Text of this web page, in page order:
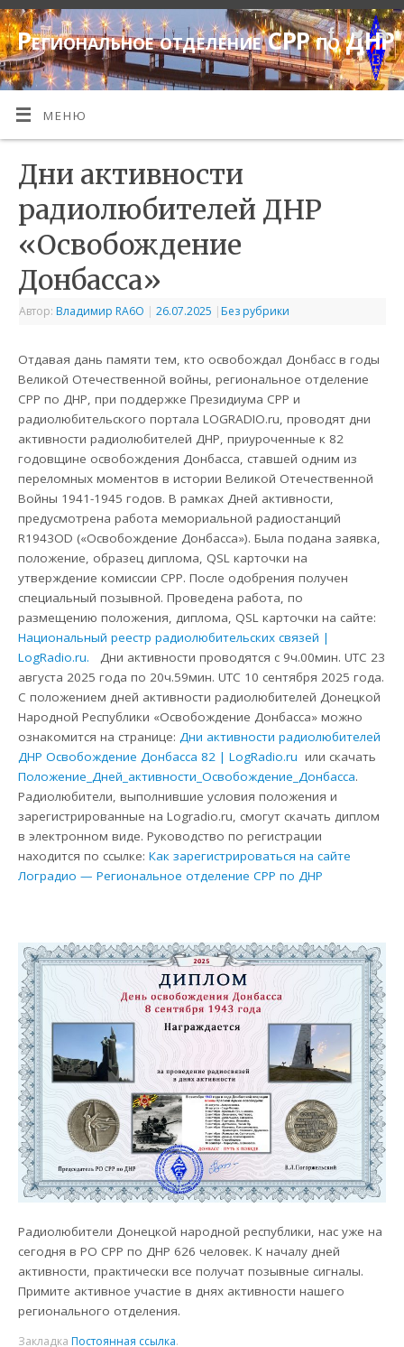
Региональное отделение СРР по ДНР
МЕНЮ
Дни активности
радиолюбителей ДНР
«Освобождение
Донбасса»
Автор: Владимир RA6O | 26.07.2025 | Без рубрики
Отдавая дань памяти тем, кто освобождал Донбасс в годы
Великой Отечественной войны, региональное отделение
СРР по ДНР, при поддержке Президиума СРР и
радиолюбительского портала LOGRADIO.ru, проводят дни
активности радиолюбителей ДНР, приуроченные к 82
годовщине освобождения Донбасса, ставшей одним из
переломных моментов в истории Великой Отечественной
Войны 1941-1945 годов. В рамках Дней активности,
предусмотрена работа мемориальной радиостанций
R1943OD («Освобождение Донбасса»). Была подана заявка,
положение, образец диплома, QSL карточки на
утверждение комиссии СРР. После одобрения получен
специальный позывной. Проведена работа, по
размещению положения, диплома, QSL карточки на сайте:
Национальный реестр радиолюбительских связей |
LogRadio.ru.
Дни активности проводятся с 9ч.00мин. UTC 23
августа 2025 года по 20ч.59мин. UTC 10 сентября 2025 года.
С положением дней активности радиолюбителей Донецкой
Народной Республики «Освобождение Донбасса» можно
ознакомится на странице:Дни активности радиолюбителей
ДНР Освобождение Донбасса 82 | LogRadio.ru или скачать
Положение_Дней_активности_Освобождение_Донбасса.
Радиолюбители, выполнившие условия положения и
зарегистрированные на Logradio.ru, смогут скачать диплом
в электронном виде. Руководство по регистрации
находится по ссылке:Как зарегистрироваться на сайте
Лоградио — Региональное отделение СРР по ДНР
Радиолюбители Донецкой народной республики, нас уже на
сегодня в РО СРР по ДНР 626 человек. К началу дней
активности, практически все получат позывные сигналы.
Примите активное участие в днях активности нашего
регионального отделения.
Закладка Постоянная ссылка.